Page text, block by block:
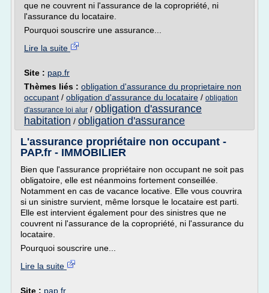
que ne couvrent ni l'assurance de la copropriété, ni
l'assurance du locataire.
Pourquoi souscrire une assurance...
Lire la suite
Site : pap.fr
Thèmes liés : obligation d'assurance du proprietaire non
occupant / obligation d'assurance du locataire / obligation
d'assurance loi alur / obligation d'assurance
habitation / obligation d'assurance
L'assurance propriétaire non occupant -
PAP.fr - IMMOBILIER
Bien que l'assurance propriétaire non occupant ne soit pas
obligatoire, elle est néanmoins fortement conseillée.
Notamment en cas de vacance locative. Elle vous couvrira
si un sinistre survient, même lorsque le locataire est parti.
Elle est intervient également pour des sinistres que ne
couvrent ni l'assurance de la copropriété, ni l'assurance du
locataire.
Pourquoi souscrire une...
Lire la suite
Site : pap.fr